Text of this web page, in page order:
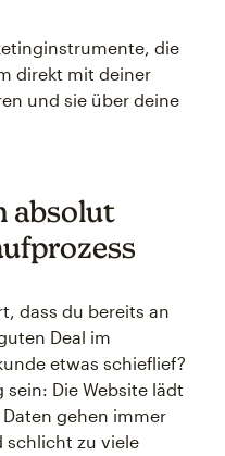
die
direkt mit deiner
und sie über deine
absolut
dass du bereits an
Deal im
etwas schieflief?
Die Website lädt
gehen immer
schlicht zu viele